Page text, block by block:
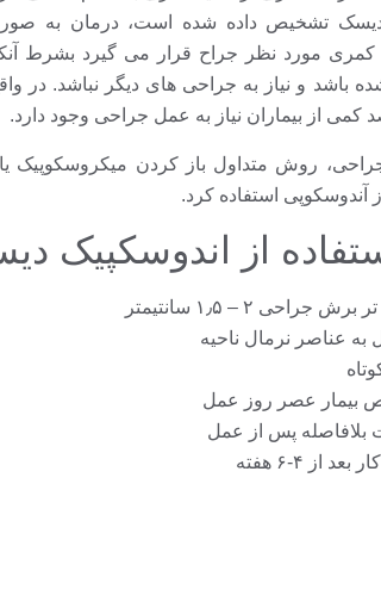
دیسک تشخیص داده شده است، درمان به
باشد و نیاز به جراحی های دیگر نباشد. در
کمی از بیماران نیاز به عمل جراحی وجود دارد.
جراحی، روش متداول باز کردن میکروسکوپیک
آندوسکوپی استفاده کرد.
از اندوسکپیک
۲ – ۱٫۵ سانتیمتر
به عناصر نرمال ناحیه
بیمار عصر روز عمل
بلافاصله پس از عمل
از ۴-۶ هفته